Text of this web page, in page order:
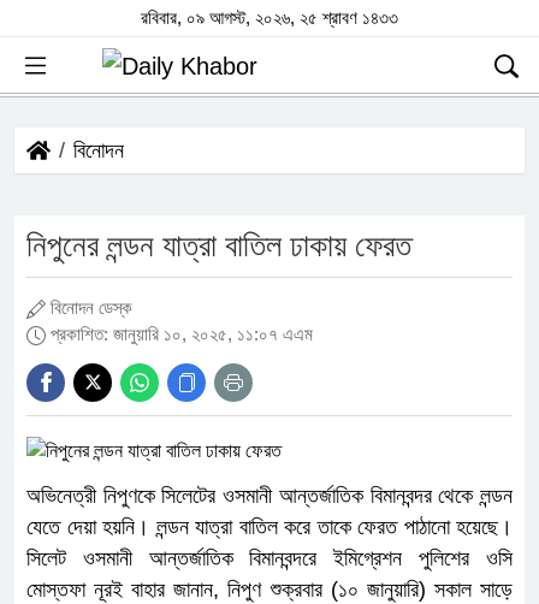
রবিবার, ০৯ আগস্ট, ২০২৬, ২৫ শ্রাবণ ১৪৩৩
বিনোদন
নিপুনের লন্ডন যাত্রা বাতিল ঢাকায় ফেরত
বিনোদন ডেস্ক
প্রকাশিত: জানুয়ারি ১০, ২০২৫, ১১:০৭ এএম
অভিনেত্রী নিপুণকে সিলেটের ওসমানী আন্তর্জাতিক বিমানবন্দর থেকে লন্ডন
যেতে দেয়া হয়নি। লন্ডন যাত্রা বাতিল করে তাকে ফেরত পাঠানো হয়েছে।
সিলেট ওসমানী আন্তর্জাতিক বিমানবন্দরে ইমিগ্রেশন পুলিশের ওসি
মোস্তফা নূরই বাহার জানান, নিপুণ শুক্রবার (১০ জানুয়ারি) সকাল সাড়ে